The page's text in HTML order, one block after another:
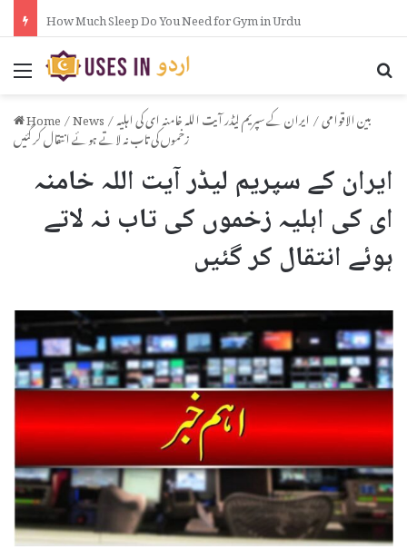
How Pain Relief Gel Works in Urdu
Menu
Home/News/ بین الاقوامی/ایران کے سپریم لیڈر آیت اللہ خامنہ ای کی اہلیہ
زخموں کی تاب نہ لاتے ہوئے انتقال کر گئیں
ایران کے سپریم لیڈر آیت اللہ خامنہ
ای کی اہلیہ زخموں کی تاب نہ لاتے
ہوئے انتقال کر گئیں